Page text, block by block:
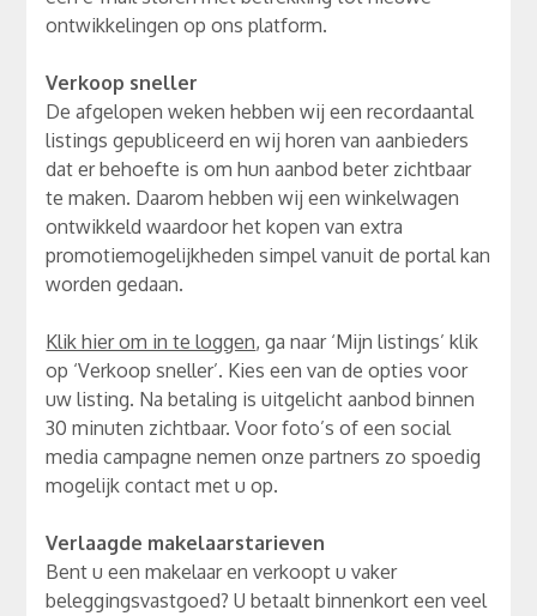
ontwikkelingen op ons platform.
Verkoop sneller
De afgelopen weken hebben wij een recordaantal
listings gepubliceerd en wij horen van aanbieders
dat er behoefte is om hun aanbod beter zichtbaar
te maken. Daarom hebben wij een winkelwagen
ontwikkeld waardoor het kopen van extra
promotiemogelijkheden simpel vanuit de portal kan
worden gedaan.
Klik hier om in te loggen, ga naar ‘Mijn listings’ klik
op ‘Verkoop sneller’. Kies een van de opties voor
uw listing. Na betaling is uitgelicht aanbod binnen
30 minuten zichtbaar. Voor foto’s of een social
media campagne nemen onze partners zo spoedig
mogelijk contact met u op.
Verlaagde makelaarstarieven
Bent u een makelaar en verkoopt u vaker
beleggingsvastgoed? U betaalt binnenkort een veel